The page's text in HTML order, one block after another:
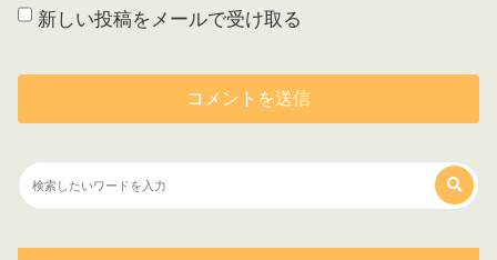
新しい投稿をメールで受け取る